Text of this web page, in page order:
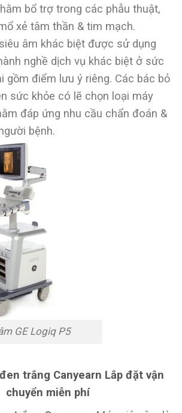
bổ trợ trong các phẫu thuật,
xẻ tâm thần & tim mạch.
âm khác biệt được sử dụng
nghề dịch vụ khác biệt ở sức
gồm điểm lưu ý riêng. Các bác bỏ
sức khỏe có lẽ chọn loại máy
đáp ứng nhu cầu chẩn đoán &
bệnh.
GE Logiq P5
trắng Canyearn Lắp đặt vận
chuyển miễn phí